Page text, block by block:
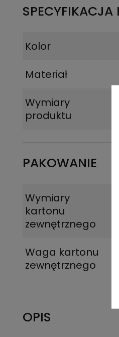
SPECYFIKACJA
Kolor
Materiał
Wymiary
produktu
PAKOWANIE
Wymiary
kartonu
zewnętrznego
Waga kartonu
zewnętrznego
OPIS